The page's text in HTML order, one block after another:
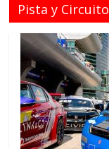
Pista y Circuito